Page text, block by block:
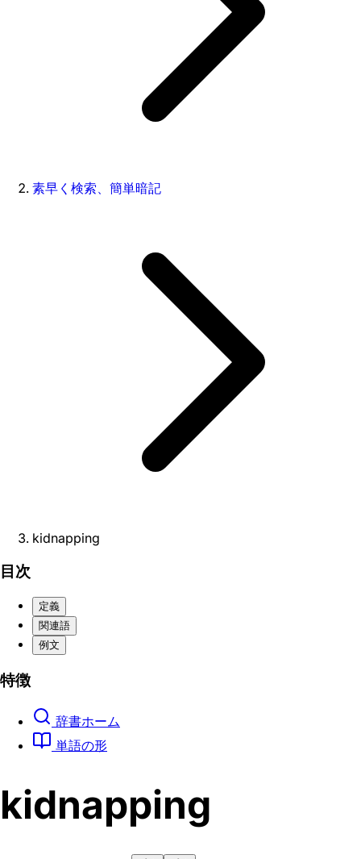
素早く検索、簡単暗記
kidnapping
目次
定義
関連語
例文
特徴
辞書ホーム
単語の形
kidnapping